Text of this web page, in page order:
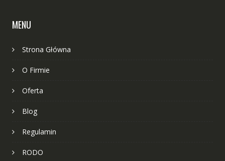
MENU
Strona Główna
O Firmie
Oferta
Blog
Regulamin
RODO